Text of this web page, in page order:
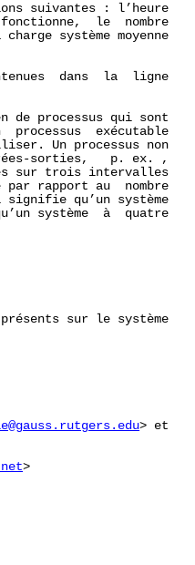
suivantes : l’heure
le  nombre
charge système moyenne
dans  la  ligne
de processus qui sont
processus  exécutable
Un processus non
sorties,   p. ex. ,
sur trois intervalles
par rapport au  nombre
signifie qu’un système
système  à  quatre
sur le système
> et
>